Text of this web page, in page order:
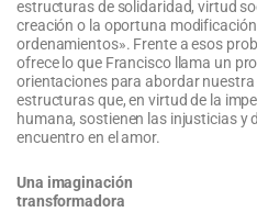
estructuras de solidaridad, virtud
creación o la oportuna
ordenamientos». Frente a esos
ofrece lo que Francisco llama un
orientaciones para abordar
estructuras que, en virtud de la
humana, sostienen las injusticias y
encuentro en el amor.
Una imaginación
transformadora